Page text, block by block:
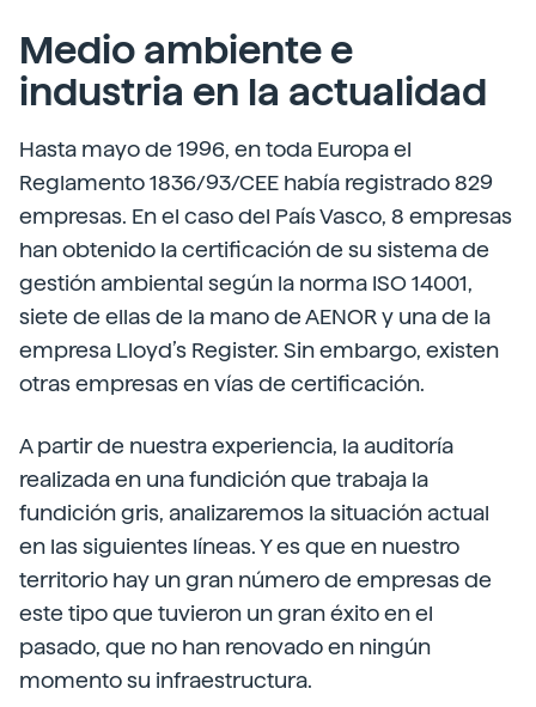
Medio ambiente e
industria en la actualidad
Hasta mayo de 1996, en toda Europa el
Reglamento 1836/93/CEE había registrado 829
empresas. En el caso del País Vasco, 8 empresas
han obtenido la certificación de su sistema de
gestión ambiental según la norma ISO 14001,
siete de ellas de la mano de AENOR y una de la
empresa Lloyd’s Register. Sin embargo, existen
otras empresas en vías de certificación.
A partir de nuestra experiencia, la auditoría
realizada en una fundición que trabaja la
fundición gris, analizaremos la situación actual
en las siguientes líneas. Y es que en nuestro
territorio hay un gran número de empresas de
este tipo que tuvieron un gran éxito en el
pasado, que no han renovado en ningún
momento su infraestructura.